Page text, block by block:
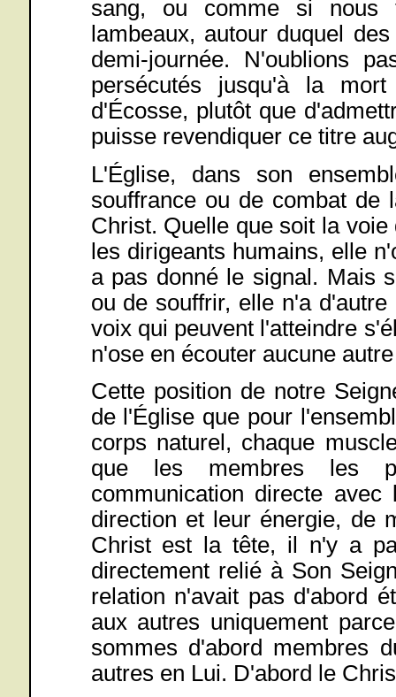
sang, ou comme si nous
lambeaux, autour duquel
demi-journée. N'oublions
persécutés jusqu'à la
d'Écosse, plutôt que
puisse revendiquer ce titre
L'Église, dans son
souffrance ou de combat de
Christ. Quelle que soit la
les dirigeants humains, elle
a pas donné le signal. Mais
ou de souffrir, elle n'a
voix qui peuvent l'atteindre
n'ose en écouter aucune
Cette position de notre
de l'Église que pour
corps naturel, chaque
que les membres les
communication directe
direction et leur énergie, de
Christ est la tête, il n'y a
directement relié à Son
relation n'avait pas d'abord
aux autres uniquement
sommes d'abord membres
autres en Lui. D'abord le